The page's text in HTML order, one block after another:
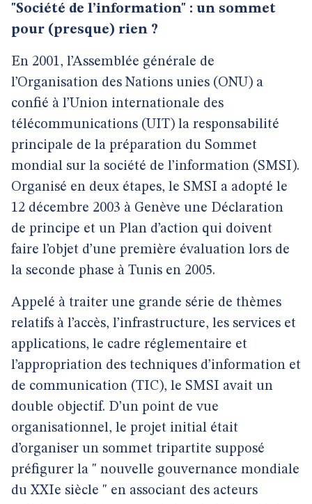
"Société de l’information" : un sommet
pour (presque) rien ?
En 2001, l’Assemblée générale de
l’Organisation des Nations unies (ONU) a
confié à l’Union internationale des
télécommunications (UIT) la responsabilité
principale de la préparation du Sommet
mondial sur la société de l’information (SMSI).
Organisé en deux étapes, le SMSI a adopté le
12 décembre 2003 à Genève une Déclaration
de principe et un Plan d’action qui doivent
faire l’objet d’une première évaluation lors de
la seconde phase à Tunis en 2005.
Appelé à traiter une grande série de thèmes
relatifs à l’accès, l’infrastructure, les services et
applications, le cadre réglementaire et
l’appropriation des techniques d’information et
de communication (TIC), le SMSI avait un
double objectif. D’un point de vue
organisationnel, le projet initial était
d’organiser un sommet tripartite supposé
préfigurer la " nouvelle gouvernance mondiale
du XXIe siècle " en associant des acteurs